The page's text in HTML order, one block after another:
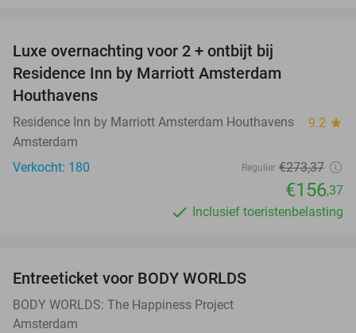
Luxe overnachting voor 2 + ontbijt bij
Residence Inn by Marriott Amsterdam
Houthavens
Residence Inn by Marriott Amsterdam Houthavens 9.2 star
Amsterdam
Verkocht: 180
Regulier €273,37
€156,37
Inclusief toeristenbelasting
Entreeticket voor BODY WORLDS
BODY WORLDS: The Happiness Project
Amsterdam